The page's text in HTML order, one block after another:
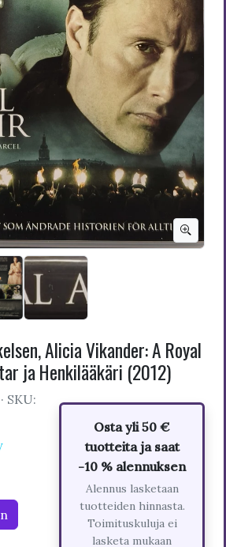
Alicia Vikander: A Royal
ja Henkilääkäri (2012)
SKU:
Osta yli 50 €
tuotteita ja saat
-10 % alennuksen
Alennus lasketaan
tuotteiden hinnasta.
Toimituskuluja ei
lasketa mukaan